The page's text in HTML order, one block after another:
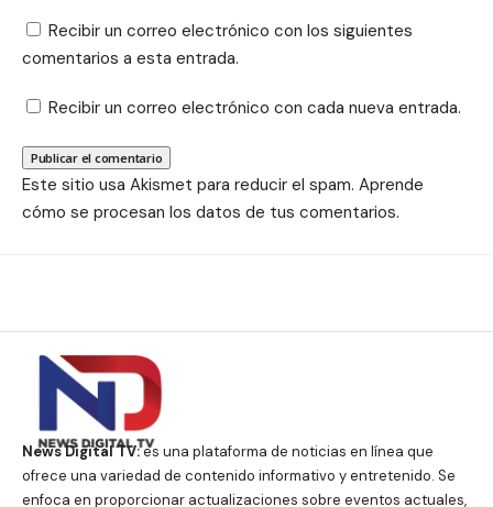
Recibir un correo electrónico con los siguientes
comentarios a esta entrada.
Recibir un correo electrónico con cada nueva entrada.
Este sitio usa Akismet para reducir el spam. Aprende
cómo se procesan los datos de tus comentarios.
News Digital TV:es una plataforma de noticias en línea que
ofrece una variedad de contenido informativo y entretenido. Se
enfoca en proporcionar actualizaciones sobre eventos actuales,